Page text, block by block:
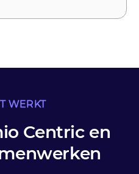
WERKT
Centric en